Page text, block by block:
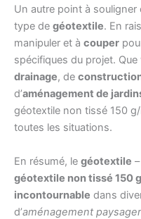
Un autre point à souligner
type de géotextile. En
manipuler et à couper
spécifiques du projet.
drainage, de
d’aménagement de
géotextile non tissé 150
toutes les situations.
En résumé, le géotextile
géotextile non tissé 150
incontournable dans
d’aménagement paysager